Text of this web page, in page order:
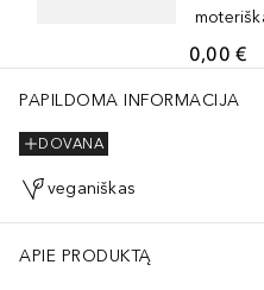
0,00 €
PAPILDOMA INFORMACIJA
DOVANA
veganiškas
APIE PRODUKTĄ